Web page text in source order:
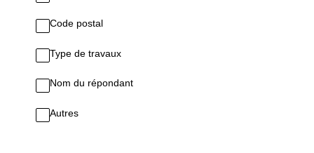
Code postal
Type de travaux
Nom du répondant
Autres